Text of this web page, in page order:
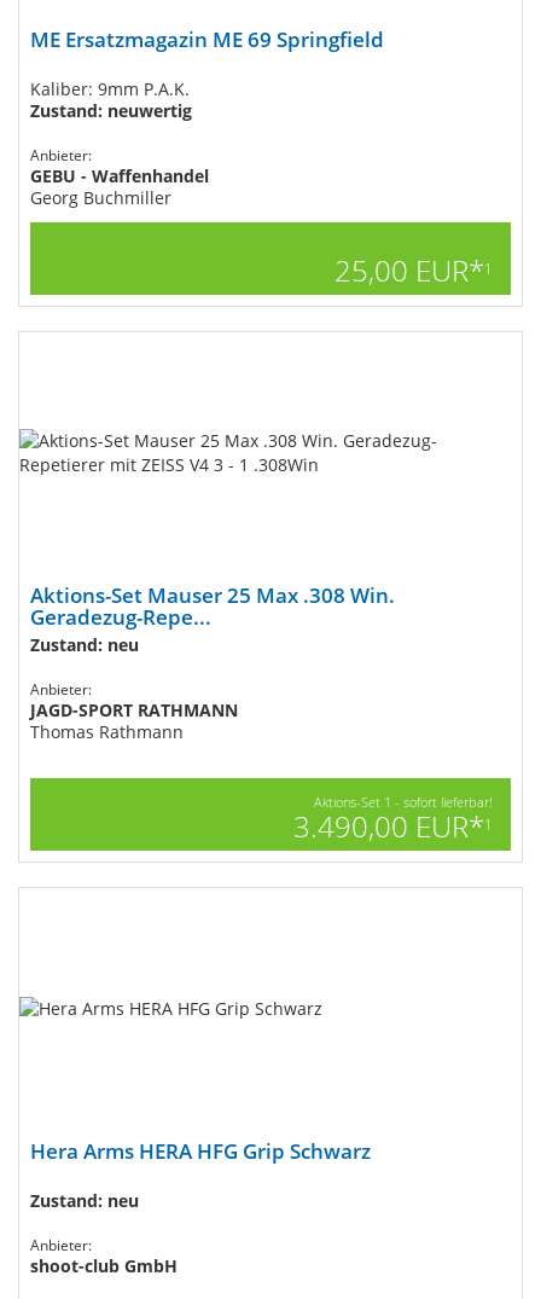
ME Ersatzmagazin ME 69 Springfield
Kaliber: 9mm P.A.K.
Zustand: neuwertig
Anbieter:
GEBU - Waffenhandel
Georg Buchmiller
25,00 EUR*1
Aktions-Set Mauser 25 Max .308 Win.
Geradezug-Repe...
Zustand: neu
Anbieter:
JAGD-SPORT RATHMANN
Thomas Rathmann
Aktions-Set 1 - sofort lieferbar!
3.490,00 EUR*1
Hera Arms HERA HFG Grip Schwarz
Zustand: neu
Anbieter:
shoot-club GmbH